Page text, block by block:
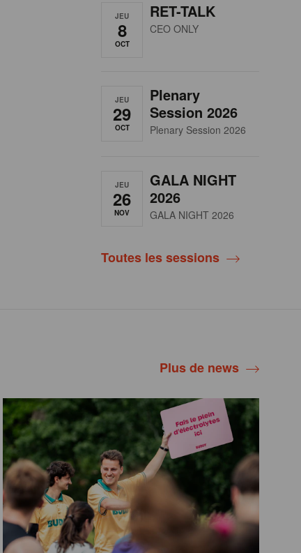
JEU
8
OCT
RET-TALK
CEO ONLY
JEU
29
OCT
Plenary
Session 2026
Plenary Session 2026
JEU
26
NOV
GALA NIGHT
2026
GALA NIGHT 2026
Toutes les sessions
Plus de news